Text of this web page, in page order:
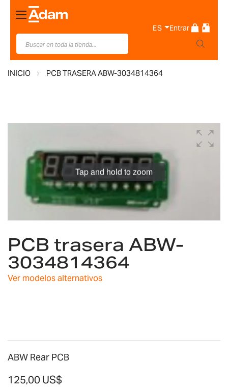
Toggle
Nav
ES Entrar
INICIO PCB TRASERA ABW-3034814364
imágenes
Tap and hold to zoom
al
comienzo
de
la
galería
PCB trasera ABW-
3034814364
Ver modelos alternativos
ABW Rear PCB
125,00 US$